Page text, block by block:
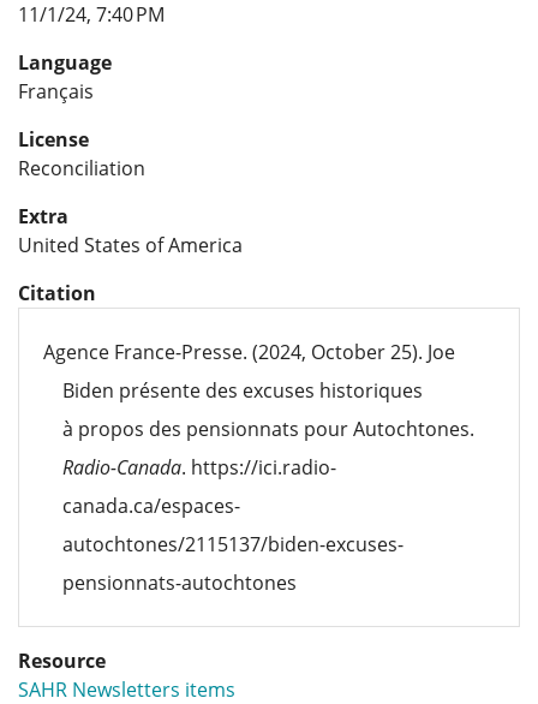
11/1/24, 7:40 PM
Language
Français
License
Reconciliation
Extra
United States of America
Citation
Agence France-Presse. (2024, October 25). Joe
Biden présente des excuses historiques
à propos des pensionnats pour Autochtones.
Radio-Canada. https://ici.radio-
canada.ca/espaces-
autochtones/2115137/biden-excuses-
pensionnats-autochtones
Resource
SAHR Newsletters items